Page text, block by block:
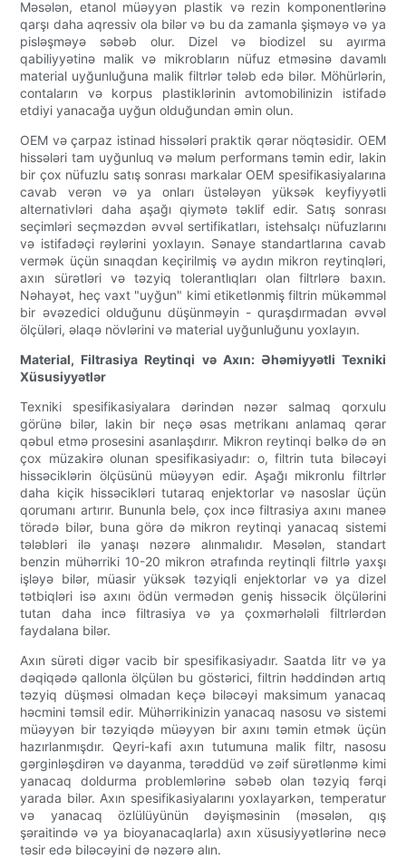
Məsələn, etanol müəyyən plastik və rezin komponentlərinə
qarşı daha aqressiv ola bilər və bu da zamanla şişməyə və ya
pisləşməyə səbəb olur. Dizel və biodizel su ayırma
qabiliyyətinə malik və mikrobların nüfuz etməsinə davamlı
material uyğunluğuna malik filtrlər tələb edə bilər. Möhürlərin,
contaların və korpus plastiklərinin avtomobilinizin istifadə
etdiyi yanacağa uyğun olduğundan əmin olun.
OEM və çarpaz istinad hissələri praktik qərar nöqtəsidir. OEM
hissələri tam uyğunluq və məlum performans təmin edir, lakin
bir çox nüfuzlu satış sonrası markalar OEM spesifikasiyalarına
cavab verən və ya onları üstələyən yüksək keyfiyyətli
alternativləri daha aşağı qiymətə təklif edir. Satış sonrası
seçimləri seçməzdən əvvəl sertifikatları, istehsalçı nüfuzlarını
və istifadəçi rəylərini yoxlayın. Sənaye standartlarına cavab
vermək üçün sınaqdan keçirilmiş və aydın mikron reytinqləri,
axın sürətləri və təzyiq tolerantlıqları olan filtrlərə baxın.
Nəhayət, heç vaxt "uyğun" kimi etiketlənmiş filtrin mükəmməl
bir əvəzedici olduğunu düşünməyin - quraşdırmadan əvvəl
ölçüləri, əlaqə növlərini və material uyğunluğunu yoxlayın.
Material, Filtrasiya Reytinqi və Axın: Əhəmiyyətli Texniki
Xüsusiyyətlər
Texniki spesifikasiyalara dərindən nəzər salmaq qorxulu
görünə bilər, lakin bir neçə əsas metrikanı anlamaq qərar
qəbul etmə prosesini asanlaşdırır. Mikron reytinqi bəlkə də ən
çox müzakirə olunan spesifikasiyadır: o, filtrin tuta biləcəyi
hissəciklərin ölçüsünü müəyyən edir. Aşağı mikronlu filtrlər
daha kiçik hissəcikləri tutaraq enjektorlar və nasoslar üçün
qorumanı artırır. Bununla belə, çox incə filtrasiya axını maneə
törədə bilər, buna görə də mikron reytinqi yanacaq sistemi
tələbləri ilə yanaşı nəzərə alınmalıdır. Məsələn, standart
benzin mühərriki 10-20 mikron ətrafında reytinqli filtrlə yaxşı
işləyə bilər, müasir yüksək təzyiqli enjektorlar və ya dizel
tətbiqləri isə axını ödün vermədən geniş hissəcik ölçülərini
tutan daha incə filtrasiya və ya çoxmərhələli filtrlərdən
faydalana bilər.
Axın sürəti digər vacib bir spesifikasiyadır. Saatda litr və ya
dəqiqədə qallonla ölçülən bu göstərici, filtrin həddindən artıq
təzyiq düşməsi olmadan keçə biləcəyi maksimum yanacaq
həcmini təmsil edir. Mühərrikinizin yanacaq nasosu və sistemi
müəyyən bir təzyiqdə müəyyən bir axını təmin etmək üçün
hazırlanmışdır. Qeyri-kafi axın tutumuna malik filtr, nasosu
gərginləşdirən və dayanma, tərəddüd və zəif sürətlənmə kimi
yanacaq doldurma problemlərinə səbəb olan təzyiq fərqi
yarada bilər. Axın spesifikasiyalarını yoxlayarkən, temperatur
və yanacaq özlülüyünün dəyişməsinin (məsələn, qış
şəraitində və ya bioyanacaqlarla) axın xüsusiyyətlərinə necə
təsir edə biləcəyini də nəzərə alın.